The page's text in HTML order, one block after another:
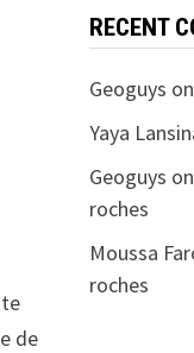
de
RECENT
Geoguys on
Yaya
Geoguys on
roches
Moussa
roches